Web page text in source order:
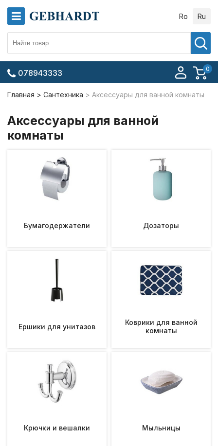
Ro Ru
0
078943333
Главная Сантехника Аксессуары для ванной комнаты
Аксессуары для ванной
комнаты
Бумагодержатели Дозаторы
Ершики для унитазов
Коврики для ванной
комнаты
Крючки и вешалки Мыльницы